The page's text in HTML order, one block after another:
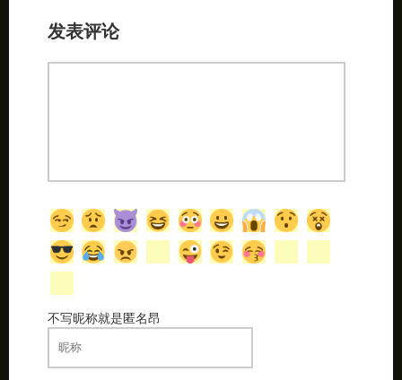
发表评论
不写昵称就是匿名昂